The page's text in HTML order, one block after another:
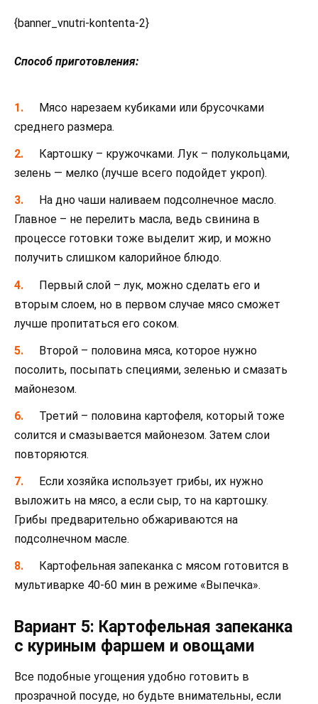
{banner_vnutri-kontenta-2}
Способ приготовления:
Мясо нарезаем кубиками или брусочками
среднего размера.
Картошку – кружочками. Лук – полукольцами,
зелень — мелко (лучше всего подойдет укроп).
На дно чаши наливаем подсолнечное масло.
Главное – не перелить масла, ведь свинина в
процессе готовки тоже выделит жир, и можно
получить слишком калорийное блюдо.
Первый слой – лук, можно сделать его и
вторым слоем, но в первом случае мясо сможет
лучше пропитаться его соком.
Второй – половина мяса, которое нужно
посолить, посыпать специями, зеленью и смазать
майонезом.
Третий – половина картофеля, который тоже
солится и смазывается майонезом. Затем слои
повторяются.
Если хозяйка использует грибы, их нужно
выложить на мясо, а если сыр, то на картошку.
Грибы предварительно обжариваются на
подсолнечном масле.
Картофельная запеканка с мясом готовится в
мультиварке 40-60 мин в режиме «Выпечка».
Вариант 5: Картофельная запеканка
с куриным фаршем и овощами
Все подобные угощения удобно готовить в
прозрачной посуде, но будьте внимательны, если